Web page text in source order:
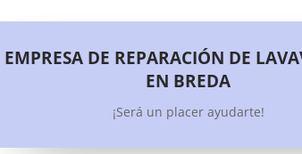
EMPRESA DE REPARACIÓN DE
EN BREDA
¡Será un placer ayudarte!